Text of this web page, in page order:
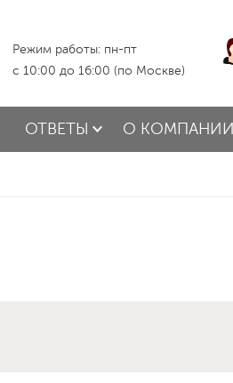
Режим работы: пн-пт
с 10:00 до 16:00 (по Москве)
ОТВЕТЫ О КОМПАНИИ